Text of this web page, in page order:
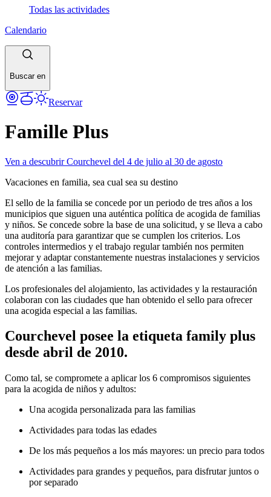
Todas las actividades
Calendario
Buscar en
Reservar
Famille Plus
Ven a descubrir Courchevel del 4 de julio al 30 de agosto
Vacaciones en familia, sea cual sea su destino
El sello de la familia se concede por un periodo de tres años a los
municipios que siguen una auténtica política de acogida de familias
y niños. Se concede sobre la base de una solicitud, y se lleva a cabo
una auditoría para garantizar que se cumplen los criterios. Los
controles intermedios y el trabajo regular también nos permiten
mejorar y adaptar constantemente nuestras instalaciones y servicios
de atención a las familias.
Los profesionales del alojamiento, las actividades y la restauración
colaboran con las ciudades que han obtenido el sello para ofrecer
una acogida especial a las familias.
Courchevel posee la etiqueta family plus
desde abril de 2010.
Como tal, se compromete a aplicar los 6 compromisos siguientes
para la acogida de niños y adultos:
Una acogida personalizada para las familias
Actividades para todas las edades
De los más pequeños a los más mayores: un precio para todos
Actividades para grandes y pequeños, para disfrutar juntos o
por separado